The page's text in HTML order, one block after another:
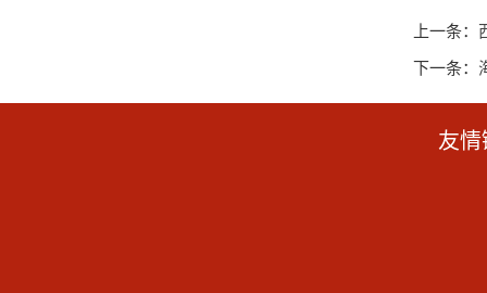
上一条：
下一条：
友